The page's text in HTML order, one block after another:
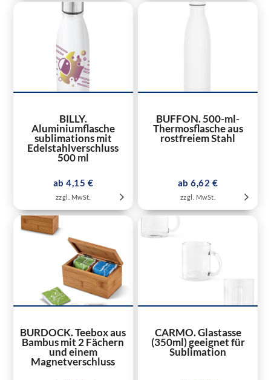
BILLY.
Aluminiumflasche
sublimations mit
Edelstahlverschluss
500 ml
ab 4,15 €
zzgl. MwSt.
BUFFON. 500-ml-
Thermosflasche aus
rostfreiem Stahl
ab 6,62 €
zzgl. MwSt.
BURDOCK. Teebox aus
Bambus mit 2 Fächern
und einem
Magnetverschluss
CARMO. Glastasse
(350ml) geeignet für
Sublimation